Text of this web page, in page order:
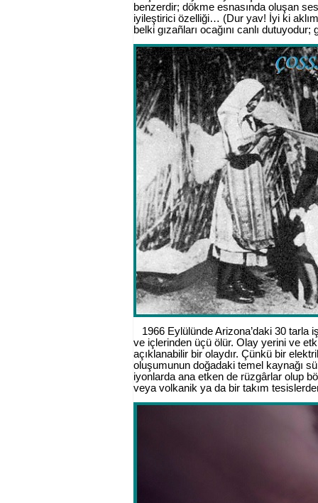
benzerdir; dökme esnasında oluşan
iyileştirici özelliği… (Dur yav! İyi ki
belki gızañları ocağını canlı
1966 Eylülünde Arizona’daki 30 tarla
ve içlerinden üçü ölür. Olay yerini ve
açıklanabilir bir olaydır. Çünkü bir
oluşumunun doğadaki temel kaynağı
iyonlarda ana etken de rüzgârlar olup
veya volkanik ya da bir takım